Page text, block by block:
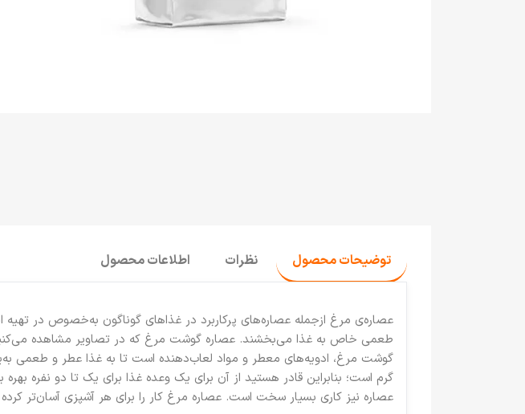
توضیحات محصول نظرات اطلاعات محصول
عصاره‌ی مرغ از‌جمله عصاره‌های پرکاربرد در غذاهای گوناگون به‌خصوص در تهیه
طعمی خاص به غذا می‌بخشند. عصاره گوشت مرغ که در تصاویر مشاهده
گرم است؛ بنابراین قادر هستید از آن برای یک وعده غذا برای یک تا دو نفره
عصاره نیز کاری بسیار سخت است. عصاره مرغ کار را برای هر آشپزی آسان‌تر